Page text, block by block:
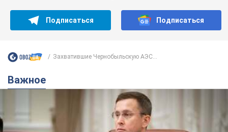
Подписаться Подписаться
Захватившие Чернобыльскую АЭС...
Важное